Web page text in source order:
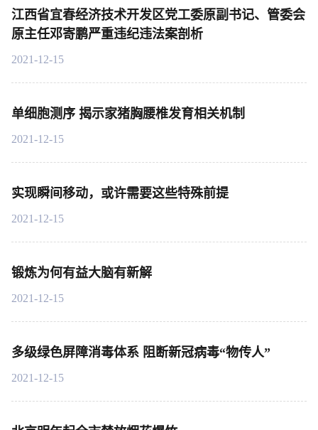
江西省宜春经济技术开发区党工委原副书记、管委会
原主任邓寄鹏严重违纪违法案剖析
2021-12-15
单细胞测序 揭示家猪胸腰椎发育相关机制
2021-12-15
实现瞬间移动，或许需要这些特殊前提
2021-12-15
锻炼为何有益大脑有新解
2021-12-15
多级绿色屏障消毒体系 阻断新冠病毒“物传人”
2021-12-15